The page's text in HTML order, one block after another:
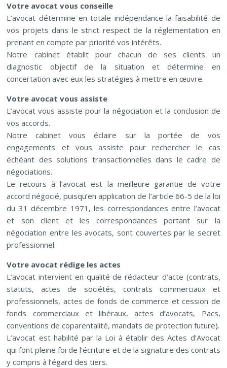
Votre avocat vous conseille
L’avocat détermine en totale indépendance la faisabilité de
vos projets dans le strict respect de la réglementation en
prenant en compte par priorité vos intérêts.
Notre cabinet établit pour chacun de ses clients un
diagnostic objectif de la situation et détermine en
concertation avec eux les stratégies à mettre en œuvre.
Votre avocat vous assiste
L’avocat vous assiste pour la négociation et la conclusion de
vos accords.
Notre cabinet vous éclaire sur la portée de vos
engagements et vous assiste pour rechercher le cas
échéant des solutions transactionnelles dans le cadre de
négociations.
Le recours à l’avocat est la meilleure garantie de votre
accord négocié, puisqu’en application de l’article 66-5 de la loi
du 31 décembre 1971, les correspondances entre l’avocat
et son client et les correspondances portant sur la
négociation entre les avocats, sont couvertes par le secret
professionnel.
Votre avocat rédige les actes
L’avocat intervient en qualité de rédacteur d’acte (contrats,
statuts, actes de sociétés, contrats commerciaux et
professionnels, actes de fonds de commerce et cession de
fonds commerciaux et libéraux, actes d’avocats, Pacs,
conventions de coparentalité, mandats de protection future).
L’avocat est habilité par la Loi à établir des Actes d’Avocat
qui font pleine foi de l’écriture et de la signature des contrats
y compris à l’égard des tiers.